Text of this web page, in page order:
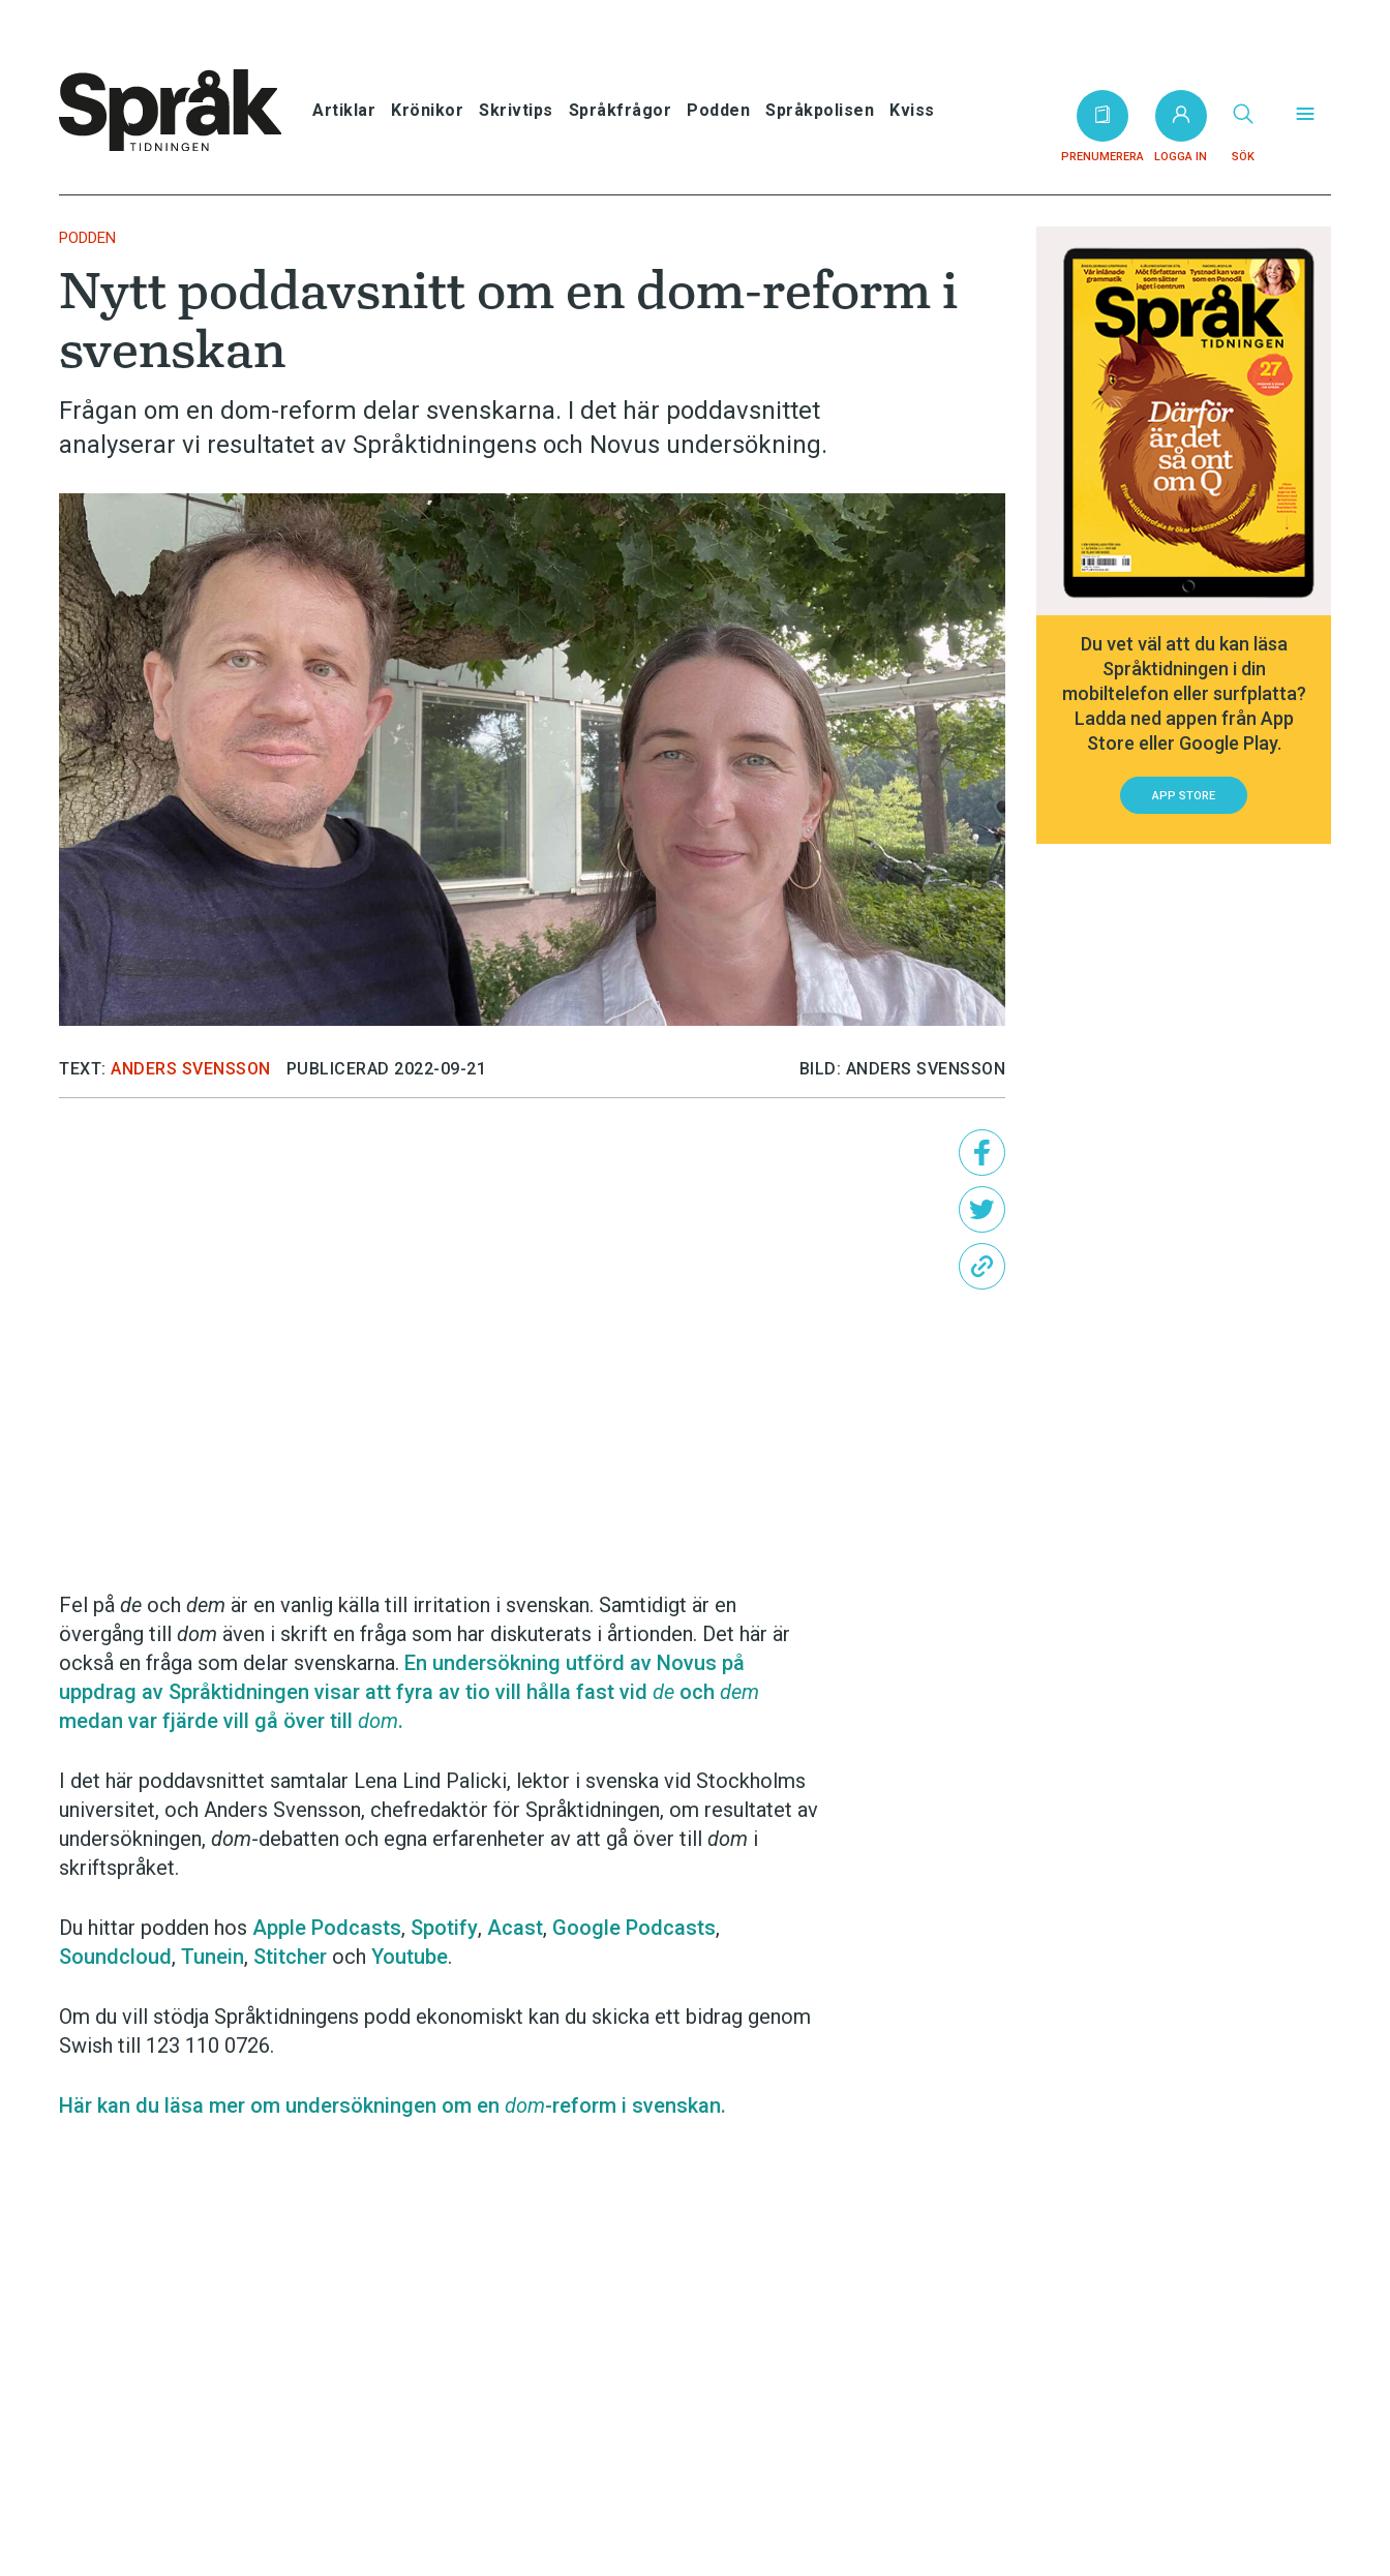
Artiklar Krönikor Skrivtips Språkfrågor Podden Språkpolisen Kviss
PRENUMERERA LOGGA IN SÖK
Krönikor
Skrivtips
Bokrecensioner
Kviss
Podden
Anmäl till språkpolisen
Föreslå nyord
Annonsera
Prenumerera
Läs Språktidningen digitalt
PODDEN
Nytt poddavsnitt om en dom-reform i
svenskan
Frågan om en dom-reform delar svenskarna. I det här poddavsnittet
analyserar vi resultatet av Språktidningens och Novus undersökning.
TEXT: ANDERS SVENSSON PUBLICERAD 2022-09-21 BILD: ANDERS SVENSSON
Hantera cookie-inställningar
Fel på de och dem är en vanlig källa till irritation i svenskan. Samtidigt är en
övergång till dom även i skrift en fråga som har diskuterats i årtionden. Det här är
också en fråga som delar svenskarna. En undersökning utförd av Novus på
uppdrag av Språktidningen visar att fyra av tio vill hålla fast vid de och dem
medan var fjärde vill gå över till dom.
I det här poddavsnittet samtalar Lena Lind Palicki, lektor i svenska vid Stockholms
universitet, och Anders Svensson, chefredaktör för Språktidningen, om resultatet av
undersökningen, dom-debatten och egna erfarenheter av att gå över till dom i
skriftspråket.
Du hittar podden hos Apple Podcasts, Spotify, Acast, Google Podcasts,
Soundcloud, Tunein, Stitcher och Youtube.
Om du vill stödja Språktidningens podd ekonomiskt kan du skicka ett bidrag genom
Swish till 123 110 0726.
Här kan du läsa mer om undersökningen om en dom-reform i svenskan.
Du vet väl att du kan läsa
Språktidningen i din
mobiltelefon eller surfplatta?
Ladda ned appen från App
Store eller Google Play.
APP STORE